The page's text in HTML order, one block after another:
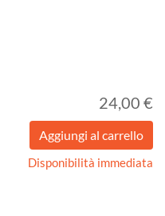
24,00 €
Disponibilità immediata